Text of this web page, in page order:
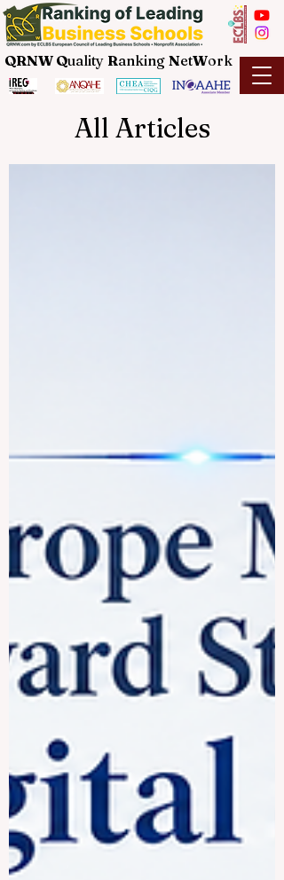
QRNW Quality Ranking NetWork
All Articles